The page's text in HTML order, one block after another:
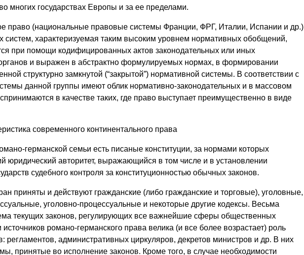
многих государствах Европы и за ее пределами.
право (национальные правовые системы Франции, ФРГ, Италии, Испании и др.)
характеризуемая таким высоким уровнем нормативных обобщений,
при помощи кодифицированных актов законодательных или иных
и выражен в абстрактно формулируемых нормах, в формировании
структурно замкнутой (“закрытой”) нормативной системы. В соответствии с
данной группы имеют облик нормативно-законодательных и в массовом
в качестве таких, где право выступает преимущественно в виде
современного континентального права
германской семьи есть писаные конституции, за нормами которых
юридический авторитет, выражающийся в том числе и в установлении
судебного контроля за конституционностью обычных законов.
приняты и действуют гражданские (либо гражданские и торговые), уголовные,
уголовно-процессуальные и некоторые другие кодексы. Весьма
текущих законов, регулирующих все важнейшие сферы общественных
романо-германского права велика (и все более возрастает) роль
регламентов, административных циркуляров, декретов министров и др. В них
принятые во исполнение законов. Кроме того, в случае необходимости